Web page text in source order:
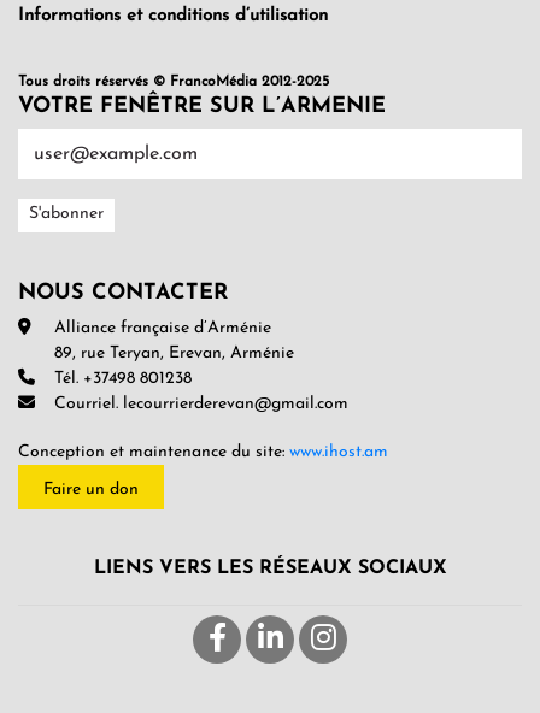
Informations et conditions d’utilisation
Tous droits réservés © FrancoMédia 2012-2025
VOTRE FENÊTRE SUR L’ARMENIE
NOUS CONTACTER
Alliance française d’Arménie
89, rue Teryan, Erevan, Arménie
Tél. +37498 801238
Courriel. lecourrierderevan@gmail.com
Conception et maintenance du site: www.ihost.am
Faire un don
LIENS VERS LES RÉSEAUX SOCIAUX